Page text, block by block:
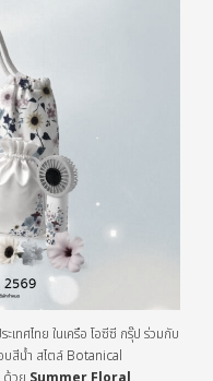
ะเทศไทย ในเครือ โอซีซี กรุ๊ป ร่วมกับ
สีน้ำ สไตล์ Botanical